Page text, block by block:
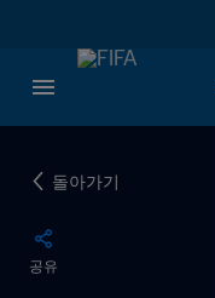
돌아가기
공유